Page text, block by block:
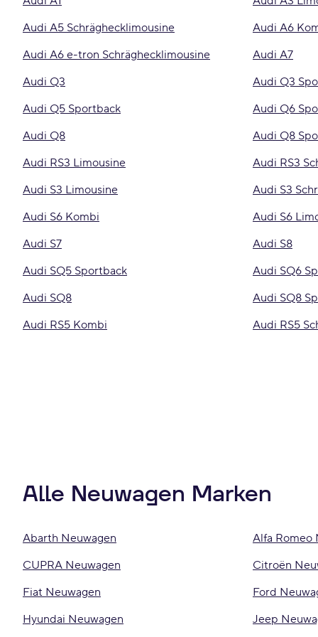
Audi A5 Schräghecklimousine
Audi A6
Audi A6 e-tron Schräghecklimousine
Audi A7
Audi Q3
Audi Q3
Audi Q5 Sportback
Audi Q6
Audi Q8
Audi Q8
Audi RS3 Limousine
Audi RS3
Audi S3 Limousine
Audi S3
Audi S6 Kombi
Audi S6
Audi S7
Audi S8
Audi SQ5 Sportback
Audi SQ6
Audi SQ8
Audi SQ8
Audi RS5 Kombi
Audi RS5
Alle Neuwagen Marken
Abarth Neuwagen Alfa Romeo
CUPRA Neuwagen
Citroën
Fiat Neuwagen
Ford
Hyundai Neuwagen
Jeep